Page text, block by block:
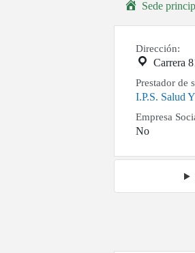
Sede
Dirección:
Carrera
Prestador de
I.P.S. Salud
Empresa
No